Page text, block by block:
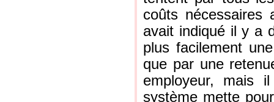
coûts nécessaires
avait indiqué il y a
plus facilement
que par une
employeur, mais
système mette